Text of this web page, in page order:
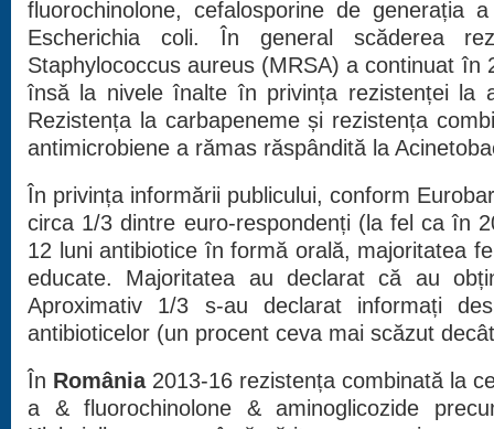
fluorochinolone, cefalosporine de generația
Escherichia coli. În general scăderea
Staphylococcus aureus (MRSA) a continuat în
însă la nivele înalte în privința rezistenței la
Rezistența la carbapeneme și rezistența
antimicrobiene a rămas răspândită la
În privința informării publicului, conform
circa 1/3 dintre euro-respondenți (la fel ca în
12 luni antibiotice în formă orală, majoritatea
educate. Majoritatea au declarat că au
Aproximativ 1/3 s-au declarat informați
antibioticelor (un procent ceva mai scăzut
În România 2013-16 rezistența combinată la
a & fluorochinolone & aminoglicozide